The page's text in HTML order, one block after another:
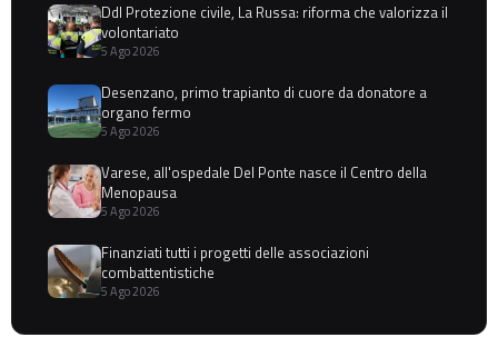
Ddl Protezione civile, La Russa: riforma che valorizza il
volontariato
5 Ago 2026
Desenzano, primo trapianto di cuore da donatore a
organo fermo
5 Ago 2026
Varese, all'ospedale Del Ponte nasce il Centro della
Menopausa
5 Ago 2026
Finanziati tutti i progetti delle associazioni
combattentistiche
5 Ago 2026